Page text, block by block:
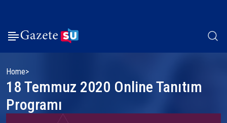
Home
18 Temmuz 2020 Online Tanıtım
Programı